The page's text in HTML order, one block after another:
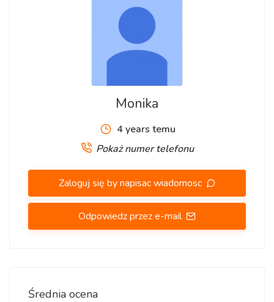
Przy większym zamówieniach można negocjacja ceny.
Strona www:www.tani-tyton24.pl
Monika
4 years temu
Pokaż numer telefonu
Zaloguj się by napisac wiadomosc
Odpowiedz przez e-mail
Średnia ocena